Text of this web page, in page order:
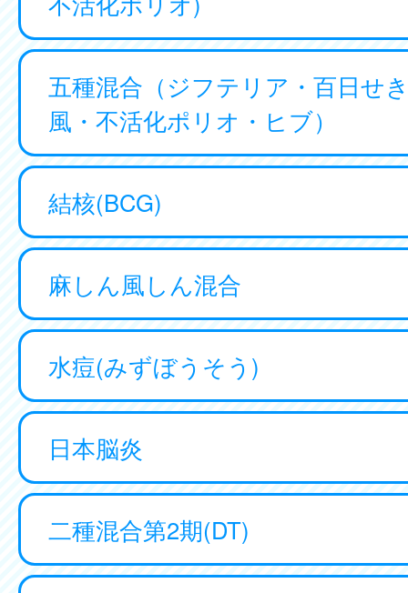
五種混合（ジフテリア・百日せ
風・不活化ポリオ・ヒブ）
結核(BCG)
麻しん風しん混合
水痘(みずぼうそう)
日本脳炎
二種混合第2期(DT)